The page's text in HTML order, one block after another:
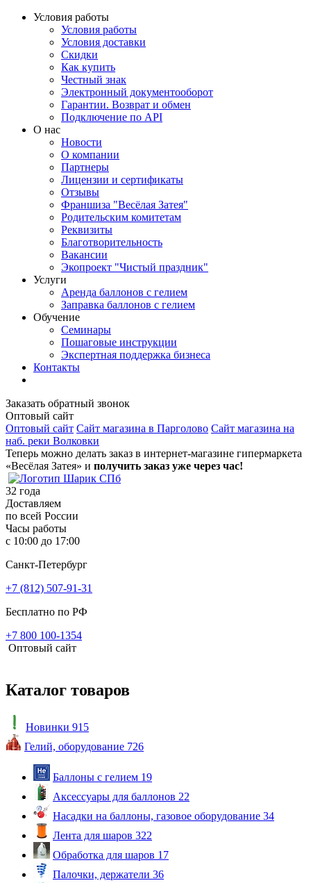
Условия работы
Условия работы
Условия доставки
Скидки
Как купить
Честный знак
Электронный документооборот
Гарантии. Возврат и обмен
Подключение по API
О нас
Новости
О компании
Партнеры
Лицензии и сертификаты
Отзывы
Франшиза "Весёлая Затея"
Родительским комитетам
Реквизиты
Благотворительность
Вакансии
Экопроект "Чистый праздник"
Услуги
Аренда баллонов с гелием
Заправка баллонов с гелием
Обучение
Семинары
Пошаговые инструкции
Экспертная поддержка бизнеса
Контакты
Заказать обратный звонок
Оптовый сайт
Оптовый сайт Сайт магазина в Парголово Сайт магазина на
наб. реки Волковки
Теперь можно делать заказ в интернет-магазине гипермаркета
«Весёлая Затея» и получить заказ уже через час!
32 года
Доставляем
по всей России
Часы работы
с 10:00 до 17:00
Санкт-Петербург
+7 (812) 507-91-31
Бесплатно по РФ
+7 800 100-1354
Оптовый сайт
Каталог товаров
Новинки 915
Гелий, оборудование 726
Баллоны с гелием 19
Аксессуары для баллонов 22
Насадки на баллоны, газовое оборудование 34
Лента для шаров 322
Обработка для шаров 17
Палочки, держатели 36